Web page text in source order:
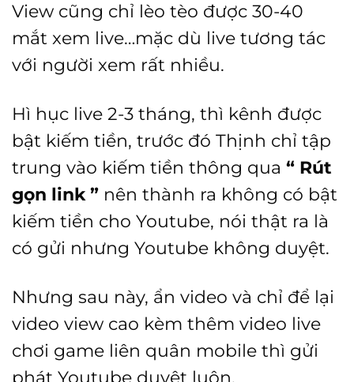
View cũng chỉ lèo tèo được 30-40
mắt xem live…mặc dù live tương tác
với người xem rất nhiều.
Hì hục live 2-3 tháng, thì kênh được
bật kiếm tiền, trước đó Thịnh chỉ tập
trung vào kiếm tiền thông qua “ Rút
gọn link ” nên thành ra không có bật
kiếm tiền cho Youtube, nói thật ra là
có gửi nhưng Youtube không duyệt.
Nhưng sau này, ẩn video và chỉ để lại
video view cao kèm thêm video live
chơi game liên quân mobile thì gửi
phát Youtube duyệt luôn.